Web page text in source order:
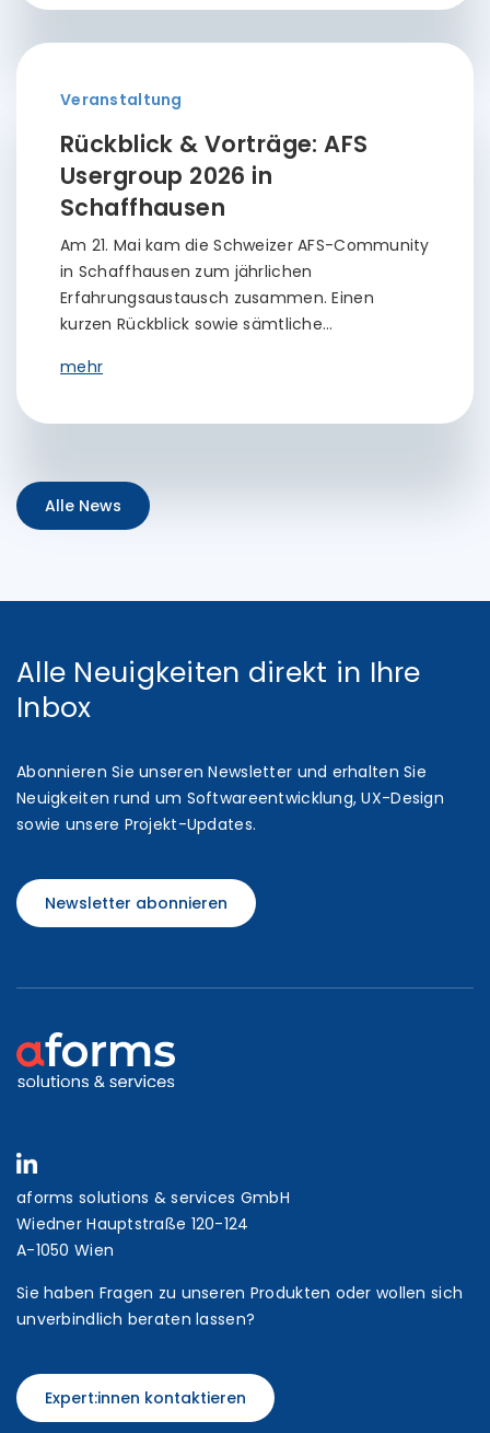
Veranstaltung
Rückblick & Vorträge: AFS
Usergroup 2026 in
Schaffhausen
Am 21. Mai kam die Schweizer AFS-Community
in Schaffhausen zum jährlichen
Erfahrungsaustausch zusammen. Einen
kurzen Rückblick sowie sämtliche…
mehr
Alle News
Alle Neuigkeiten direkt in Ihre
Inbox
Abonnieren Sie unseren Newsletter und erhalten Sie
Neuigkeiten rund um Softwareentwicklung, UX-Design
sowie unsere Projekt-Updates.
Newsletter abonnieren
aforms solutions & services GmbH
Wiedner Hauptstraße 120-124
A-1050 Wien
Sie haben Fragen zu unseren Produkten oder wollen sich
unverbindlich beraten lassen?
Expert:innen kontaktieren